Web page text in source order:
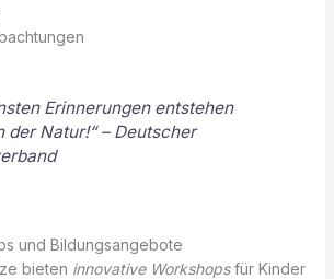
Erinnerungen entstehen
der Natur!“ – Deutscher
und Bildungsangebote
bieten innovative Workshopsfür Kinder